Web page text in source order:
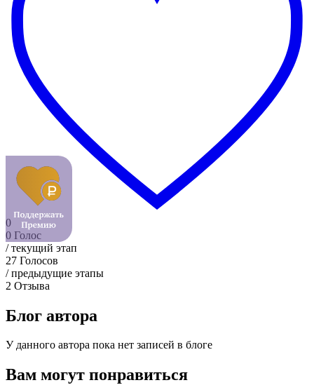
0
0 Голос
/ текущий этап
27 Голосов
/ предыдущие этапы
2 Отзыва
Блог автора
У данного автора пока нет записей в блоге
Вам могут понравиться